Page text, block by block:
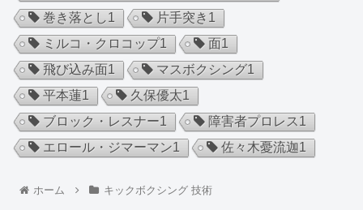
巻き落とし1 片手突き 1
ミルコ・クロコップ1 面1
飛び込み面1 マスボクシング1
平本蓮1 久保優太1
ブロック・レスナー1 障害者プロレス1
エロール・ジマーマン1 佐々木憂流迦1
ホーム キックボクシング 技術